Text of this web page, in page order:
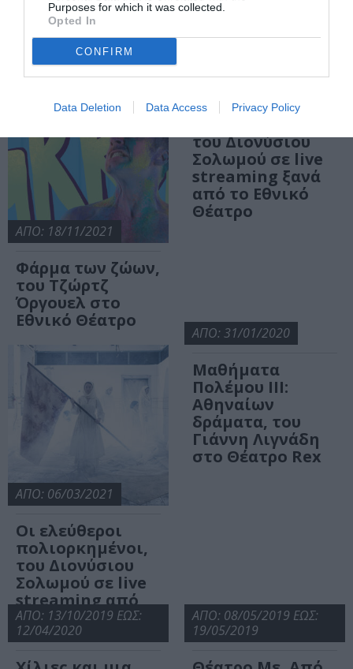
Purposes for which it was collected.
Opted In
CONFIRM
Data Deletion Data Access Privacy Policy
σε σκηνοθεσία
Πανουργιά στο
ΑΠΟ: 18/11/2021
Φάρμα των ζώων,
του Τζώρτζ
Όργουελ στο
Εθνικό Θέατρο
Οι ελεύθεροι
του Διονύσιου
Σολωμού σε live
streaming ξανά
από το Εθνικό
Θέατρο
ΑΠΟ: 06/03/2021
Οι ελεύθεροι
πολιορκημένοι,
του Διονύσιου
Σολωμού σε live
streaming από
το Εθνικό Θέατρο
ΑΠΟ: 31/01/2020
Μαθήματα
Πολέμου ΙIΙ:
Αθηναίων
δράματα, του
Γιάννη Λιγνάδη
στο Θέατρο Rex
ΑΠΟ: 13/10/2019 ΕΩΣ:
12/04/2020
ΑΠΟ: 08/05/2019 ΕΩΣ:
19/05/2019